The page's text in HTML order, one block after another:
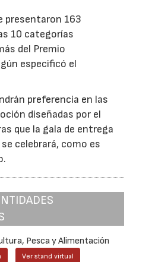
presentaron 163
10 categorías
del Premio
especificó el
preferencia en las
diseñadas por el
que la gala de entrega
celebrará, como es
Pesca y Alimentación
Ver stand virtual